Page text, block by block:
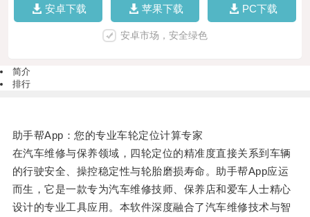
安卓下载 苹果下载 PC下载
安卓市场，安全绿色
简介
排行
助手帮App：您的专业车轮定位计算专家
在汽车维修与保养领域，四轮定位的精准度直接关系到车辆
的行驶安全、操控稳定性与轮胎磨损寿命。助手帮App应运
而生，它是一款专为汽车维修技师、保养店和爱车人士精心
设计的专业工具应用。本软件深度融合了汽车维修技术与智